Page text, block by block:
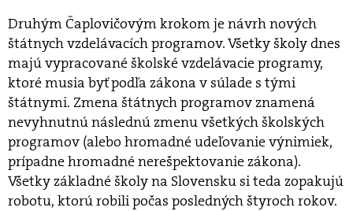
Druhým Čaplovičovým krokom je návrh nových
štátnych vzdelávacích programov. Všetky školy dnes
majú vypracované školské vzdelávacie programy,
ktoré musia byť podľa zákona v súlade s tými
štátnymi. Zmena štátnych programov znamená
nevyhnutnú následnú zmenu všetkých školských
programov (alebo hromadné udeľovanie výnimiek,
prípadne hromadné nerešpektovanie zákona).
Všetky základné školy na Slovensku si teda zopakujú
robotu, ktorú robili počas posledných štyroch rokov.